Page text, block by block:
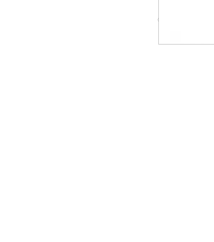
© Copyright Taiwo.online